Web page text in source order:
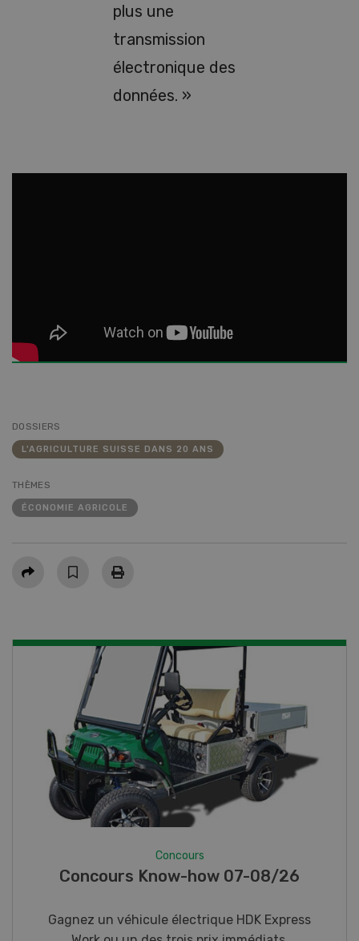
plus une
transmission
électronique des
données. »
DOSSIERS
L'AGRICULTURE SUISSE DANS 20 ANS
THÈMES
ÉCONOMIE AGRICOLE
Partager
Photo mystère 07-08/26
Gagnez l’un des cinq couteaux de poche LANDI